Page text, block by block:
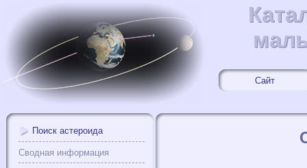
Сайт
Поиск астероида
Сводная информация